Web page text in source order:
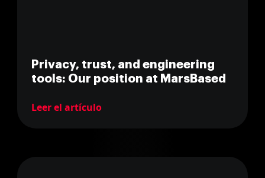
Privacy, trust, and engineering
tools: Our position at MarsBased
Leer el artículo